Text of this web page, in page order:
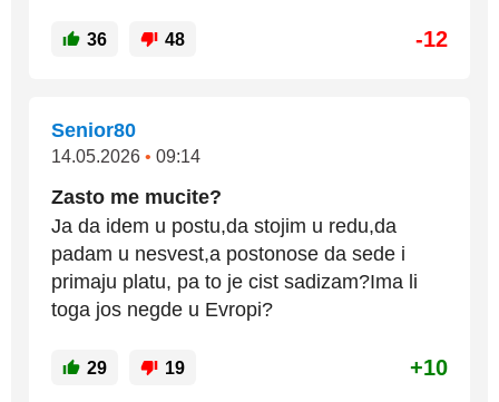
36 48 -12
Senior80
14.05.2026 • 09:14
Zasto me mucite?
Ja da idem u postu,da stojim u redu,da
padam u nesvest,a postonose da sede i
primaju platu, pa to je cist sadizam?Ima li
toga jos negde u Evropi?
29 19 +10